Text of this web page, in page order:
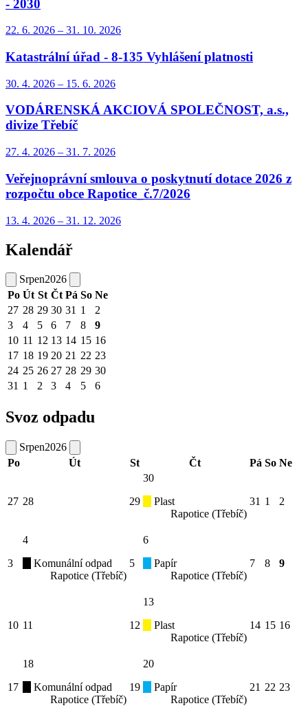
- 2030
22. 6. 2026 – 31. 10. 2026
Katastrální úřad - 8-135 Vyhlášení platnosti
30. 4. 2026 – 15. 6. 2026
VODÁRENSKÁ AKCIOVÁ SPOLEČNOST, a.s.,
divize Třebíč
27. 4. 2026 – 31. 7. 2026
Veřejnoprávní smlouva o poskytnutí dotace 2026 z
rozpočtu obce Rapotice_č.7/2026
13. 4. 2026 – 31. 12. 2026
Kalendář
Srpen2026
Po Út St Čt Pá So Ne
27 28 29 30 31 1
2
3
4 5 6 7 8
9
10 11 12 13 14 15 16
17 18 19 20 21 22 23
24 25 26 27 28 29 30
31 1 2 3 4 5 6
Svoz odpadu
Srpen2026
Po
Út St Čt Pá So Ne
27 28 29
30
Plast
Rapotice (Třebíč)
31 1 2
3
4
Komunální odpad
Rapotice (Třebíč)
5
6
Papír
Rapotice (Třebíč)
7 8 9
10 11 12
13
Plast
Rapotice (Třebíč)
14 15 16
17
18
Komunální odpad
Rapotice (Třebíč)
19
20
Papír
Rapotice (Třebíč)
21 22 23